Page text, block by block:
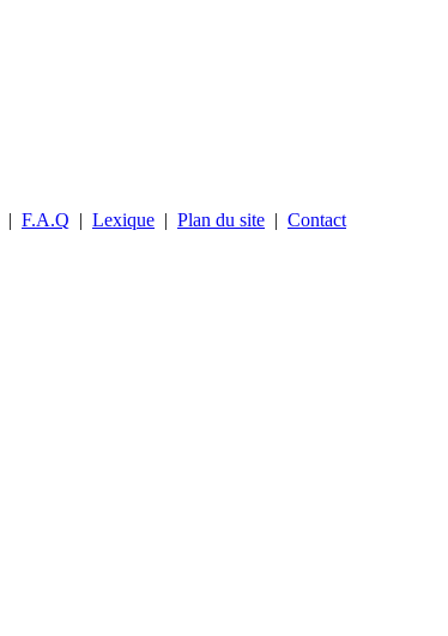
| F.A.Q | Lexique | Plan du site | Contact